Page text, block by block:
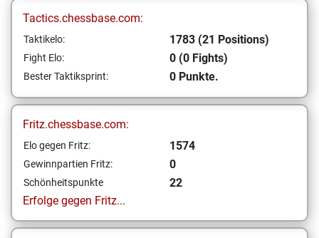
Tactics.chessbase.com:
Taktikelo: 1783 (21 Positions)
Fight Elo: 0 (0 Fights)
Bester Taktiksprint: 0 Punkte.
Fritz.chessbase.com:
Elo gegen Fritz: 1574
Gewinnpartien Fritz: 0
Schönheitspunkte
22
Erfolge gegen Fritz...